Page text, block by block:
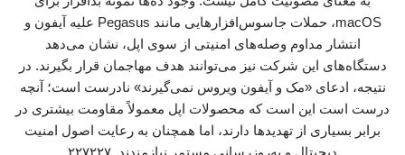
macOS، حملات جاسوس‌افزارهایی مانند Pegasus علیه آیفون و
انتشار مداوم وصله‌های امنیتی از سوی اپل، نشان می‌دهد
دستگاه‌های این شرکت نیز می‌توانند هدف مهاجمان قرار بگیرند. در
نتیجه، ادعای «مک و آیفون ویروس نمی‌گیرند» نادرست است؛ آنچه
درست است این است که محصولات اپل معمولاً مقاومت بیشتری در
برابر بسیاری از تهدیدها دارند، اما همچنان به رعایت اصول امنیت
دیجیتال و به‌روزرسانی مستمر نیازمندند. ۲۲۷۲۲۷